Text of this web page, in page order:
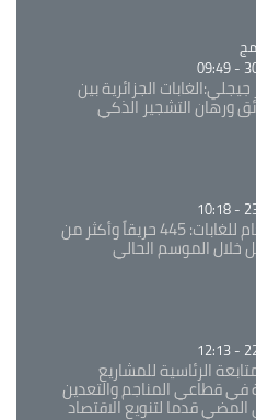
الجزائرية بين
ورهان التشجير الذكي
المدير العام للغابات: 445 حريقاً وأكثر من
الرئاسية للمشاريع
قطاعي المناجم والتعدين
قدما لتنويع الاقتصاد